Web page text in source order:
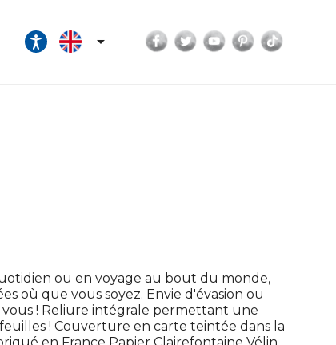
 Facebook
TwitterYouTubePinterest
ou en voyage au bout du monde,
où que vous soyez. Envie d'évasion ou
! Reliure intégrale permettant une
! Couverture en carte teintée dans la